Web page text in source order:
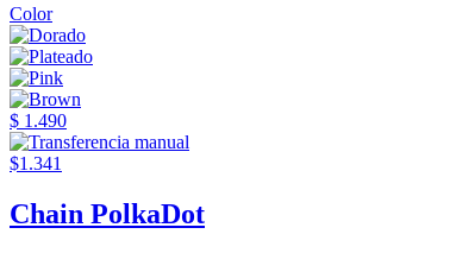
Color
$ 1.490
$1.341
Chain PolkaDot